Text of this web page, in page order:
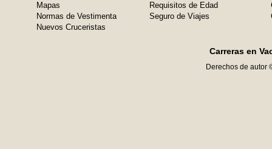
Mapas
Normas de Vestimenta
Nuevos Cruceristas
Requisitos de Edad
Seguro de Viajes
Carreras en
Derechos de autor